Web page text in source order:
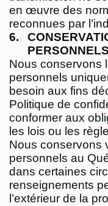
en œuvre des
reconnues par
PERSONNELS
Nous conservons
personnels
besoin aux fins
Politique de
conformer aux
les lois ou les
Nous conservons
personnels au
dans certaines
renseignements
l’extérieur de la